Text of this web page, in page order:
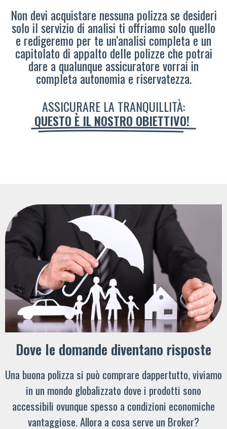
Non devi acquistare nessuna polizza se desideri
solo il servizio di analisi ti offriamo solo quello
e redigeremo per te un’analisi completa e un
capitolato di appalto delle polizze che potrai
dare a qualunque assicuratore vorrai in
completa autonomia e riservatezza.
ASSICURARE LA TRANQUILLITÀ:
QUESTO È IL NOSTRO OBIETTIVO!
Dove le domande diventano risposte
Una buona polizza si può comprare dappertutto, viviamo
in un mondo globalizzato dove i prodotti sono
accessibili ovunque spesso a condizioni economiche
vantaggiose. Allora a cosa serve un Broker?